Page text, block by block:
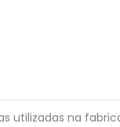
utilizadas na